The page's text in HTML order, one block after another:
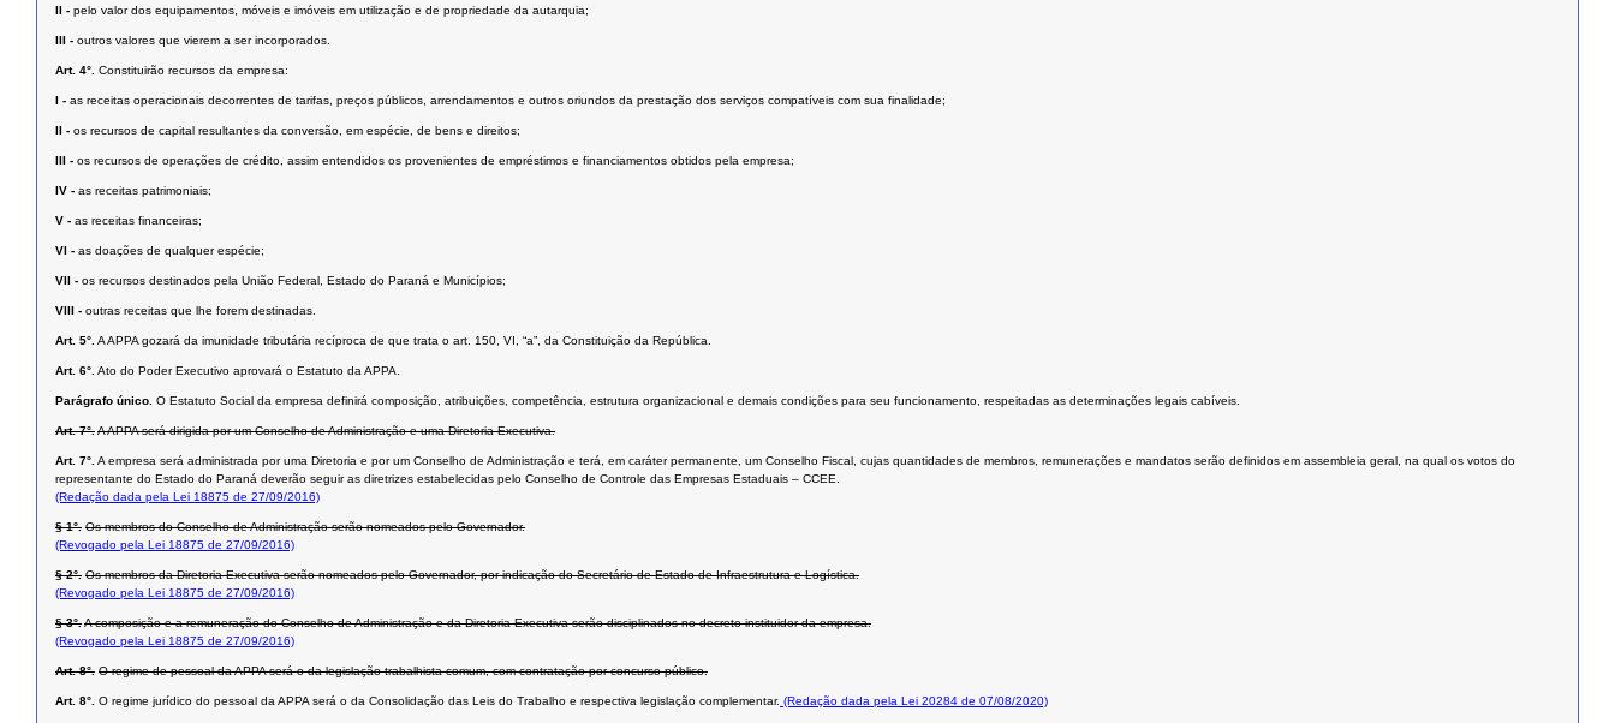
II - pelo valor dos equipamentos, móveis e imóveis em utilização e de propriedade da autarquia;
III - outros valores que vierem a ser incorporados.
Art. 4°. Constituirão recursos da empresa:
I - as receitas operacionais decorrentes de tarifas, preços públicos, arrendamentos e outros oriundos da prestação dos serviços compatíveis com sua finalidade;
II - os recursos de capital resultantes da conversão, em espécie, de bens e direitos;
III - os recursos de operações de crédito, assim entendidos os provenientes de empréstimos e financiamentos obtidos pela empresa;
IV - as receitas patrimoniais;
V - as receitas financeiras;
VI - as doações de qualquer espécie;
VII - os recursos destinados pela União Federal, Estado do Paraná e Municípios;
VIII - outras receitas que lhe forem destinadas.
Art. 5°.A APPA gozará da imunidade tributária recíproca de que trata o art. 150, VI, “a”, da Constituição da República.
Art. 6°.Ato do Poder Executivo aprovará o Estatuto da APPA.
Parágrafo único. O Estatuto Social da empresa definirá composição, atribuições, competência, estrutura organizacional e demais condições para seu funcionamento, respeitadas as determinações legais cabíveis.
Art. 7°.A APPA será dirigida por um Conselho de Administração e uma Diretoria Executiva.
Art. 7°.A empresa será administrada por uma Diretoria e por um Conselho de Administração e terá, em caráter permanente, um Conselho Fiscal, cujas quantidades de membros, remunerações e mandatos serão definidos em assembleia geral, na qual os votos do
representante do Estado do Paraná deverão seguir as diretrizes estabelecidas pelo Conselho de Controle das Empresas Estaduais – CCEE.
(Redação dada pela Lei 18875 de 27/09/2016)
§ 1°. Os membros do Conselho de Administração serão nomeados pelo Governador.
(Revogado pela Lei 18875 de 27/09/2016)
§ 2°. Os membros da Diretoria Executiva serão nomeados pelo Governador, por indicação do Secretário de Estado de Infraestrutura e Logística.
(Revogado pela Lei 18875 de 27/09/2016)
§ 3°.A composição e a remuneração do Conselho de Administração e da Diretoria Executiva serão disciplinados no decreto instituidor da empresa.
(Revogado pela Lei 18875 de 27/09/2016)
Art. 8°. O regime de pessoal da APPA será o da legislação trabalhista comum, com contratação por concurso público.
Art. 8°. O regime jurídico do pessoal da APPA será o da Consolidação das Leis do Trabalho e respectiva legislação complementar. (Redação dada pela Lei 20284 de 07/08/2020)